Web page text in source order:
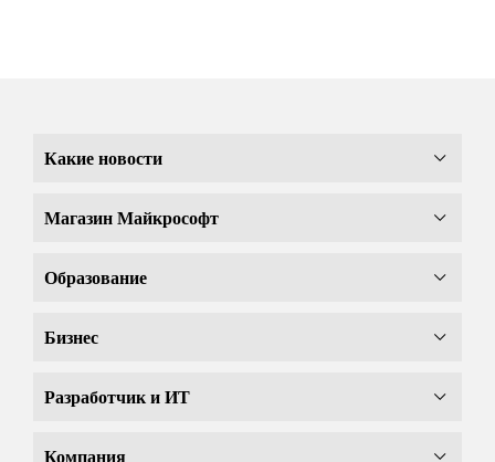
Какие новости
Магазин Майкрософт
Образование
Бизнес
Разработчик и ИТ
Компания